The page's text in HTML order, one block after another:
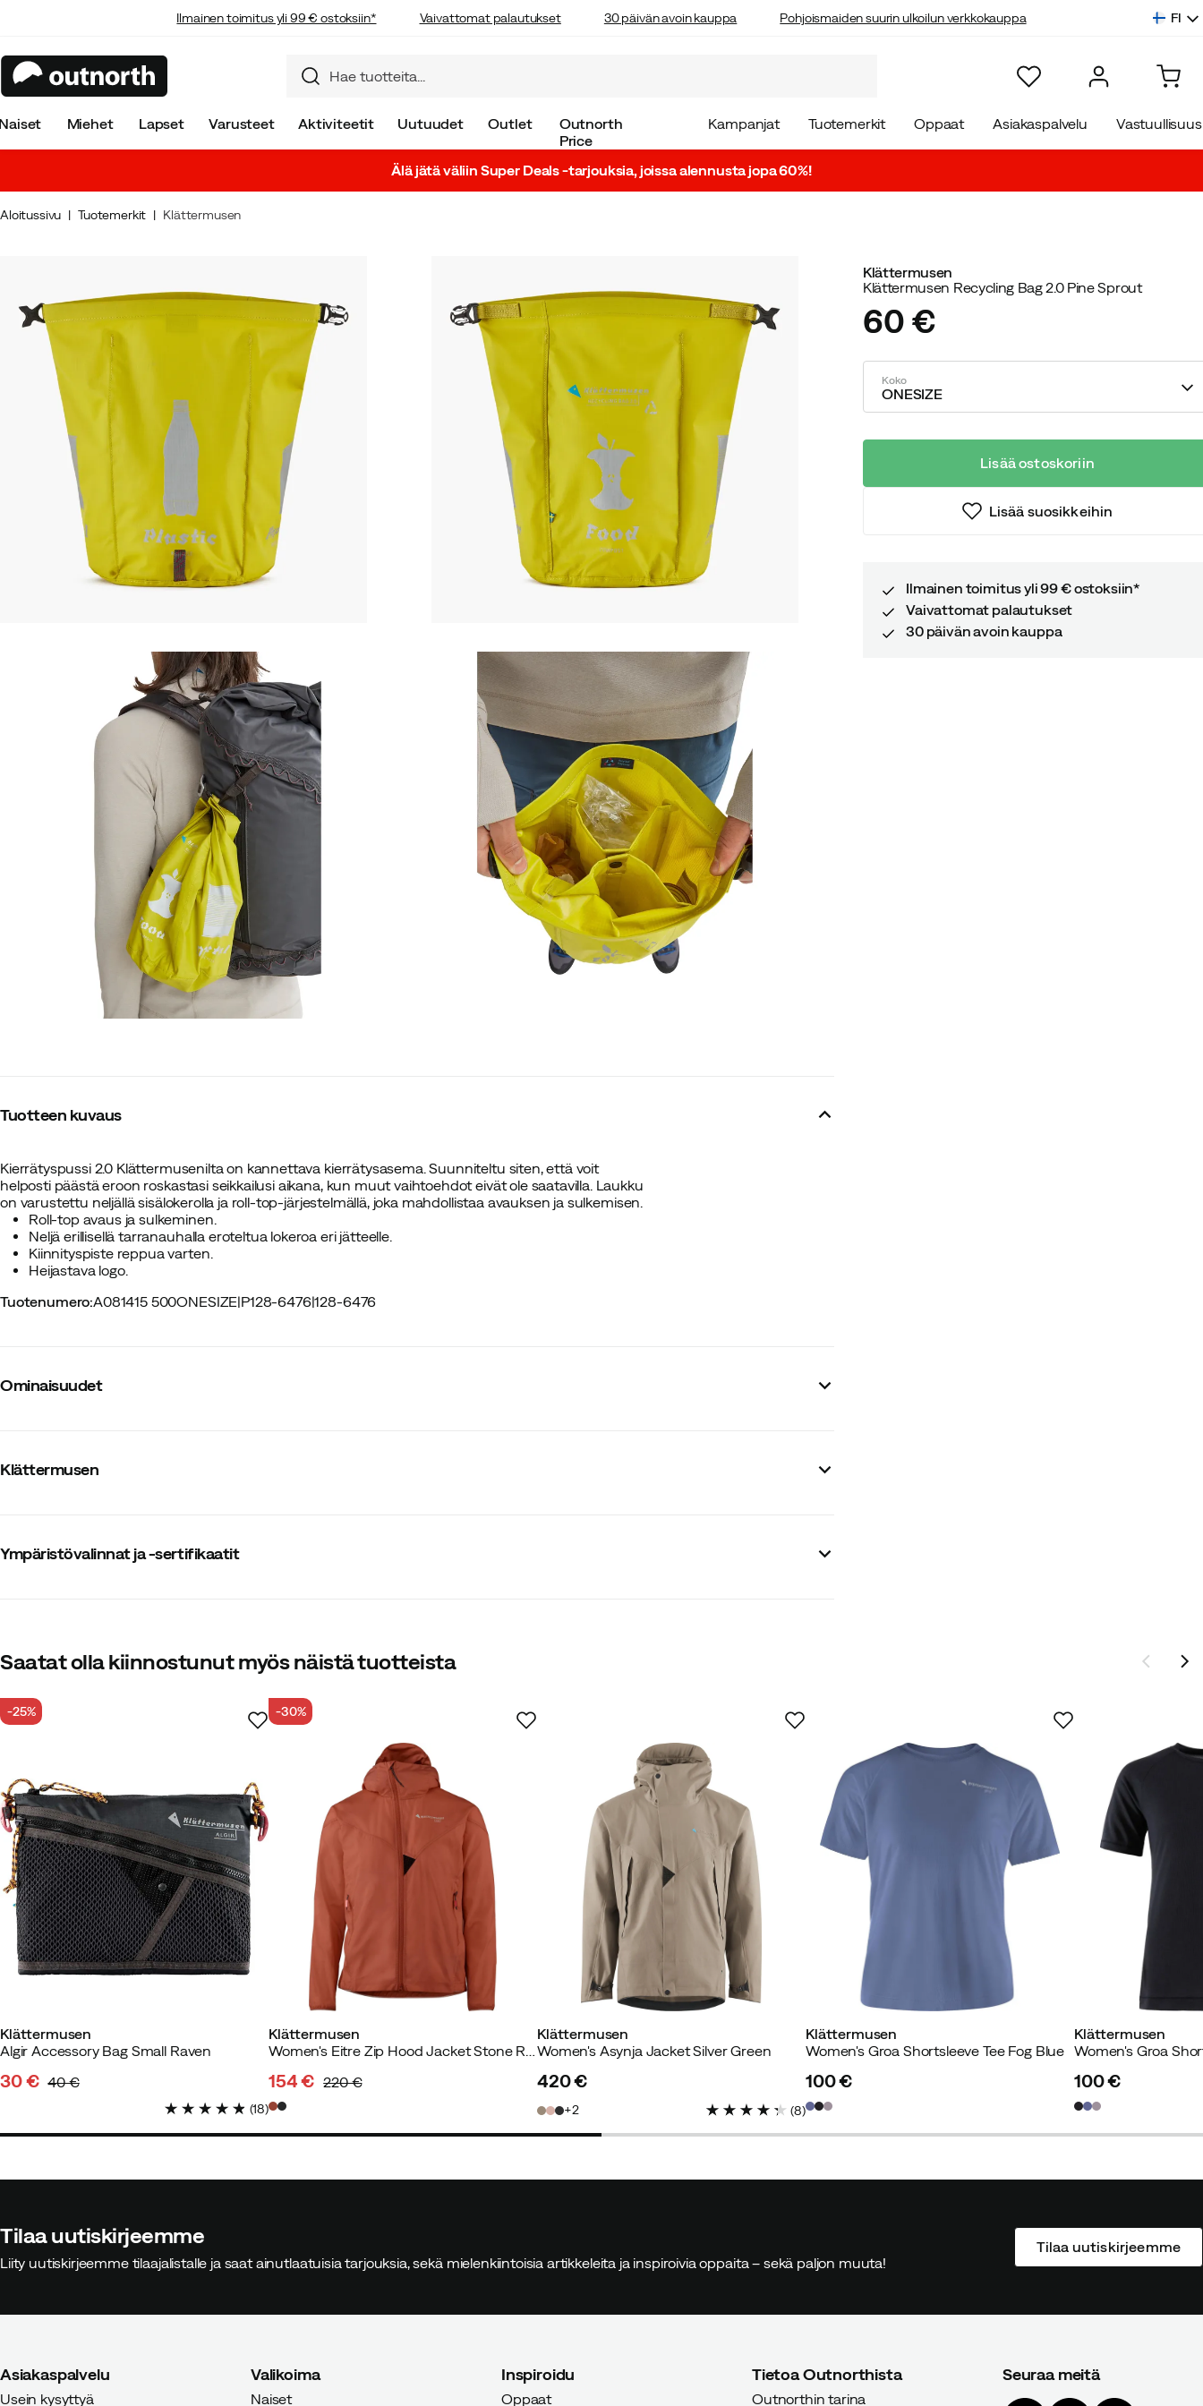
Ilmainen toimitus yli 99 € ostoksiin* Vaivattomat palautukset 30 päivän avoin kauppa Pohjoismaiden suurin ulkoilun verkkokauppa FI
Miehet Lapset Varusteet Aktiviteetit Uutuudet Outlet
Outnorth
Price
Kampanjat Tuotemerkit Oppaat Asiakaspalvelu Vastuullisuus
Älä jätä väliin Super Deals -tarjouksia, joissa alennusta jopa 60%!
Aloitussivu Tuotemerkit Klättermusen
Tuotteen kuvaus
Kierrätyspussi 2.0 Klättermusenilta on kannettava kierrätysasema. Suunniteltu siten, että voit
helposti päästä eroon roskastasi seikkailusi aikana, kun muut vaihtoehdot eivät ole saatavilla. Laukku
on varustettu neljällä sisälokerolla ja roll-top-järjestelmällä, joka mahdollistaa avauksen ja sulkemisen.
Roll-top avaus ja sulkeminen.
Neljä erillisellä tarranauhalla eroteltua lokeroa eri jätteelle.
Kiinnityspiste reppua varten.
Heijastava logo.
Tuotenumero:A081415 500ONESIZE|P128-6476|128-6476
Ominaisuudet
Tavarantoimittajan värinimike
Klättermusen
Ympäristövalinnat ja -sertifikaatit
Klättermusen
Klättermusen Recycling Bag 2.0 Pine Sprout
price
60 €
Koko
ONESIZE
Lisää ostoskoriin
Lisää suosikkeihin
Ilmainen toimitus yli 99 € ostoksiin*
Vaivattomat palautukset
30 päivän avoin kauppa
Saatat olla kiinnostunut myös näistä tuotteista
Klättermusen
Algir Accessory Bag Small Raven
-25%
30 € 40 €
(18)
Klättermusen
Women's Eitre Zip Hood Jacket Stone Red
-30%
discounted
154 €
original
220 €
Klättermusen
Women's Asynja Jacket Silver Green
420 €
2 (8)
Klättermusen
Women's Groa Shortsleeve Tee Fog Blue
price
100 €
Klättermusen
Women's Groa
price
100 €
Tilaa uutiskirjeemme
Liity uutiskirjeemme tilaajalistalle ja saat ainutlaatuisia tarjouksia, sekä mielenkiintoisia artikkeleita ja inspiroivia oppaita – sekä paljon muuta!
Tilaa uutiskirjeemme
Asiakaspalvelu
Usein kysyttyä
Valikoima
Naiset
Inspiroidu
Oppaat
Tietoa Outnorthista
Outnorthin tarina
Seuraa meitä